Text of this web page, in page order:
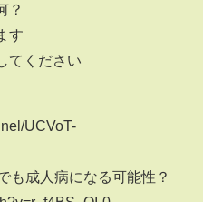
？
す
てください
UCVoT-
成人病になる可能性？